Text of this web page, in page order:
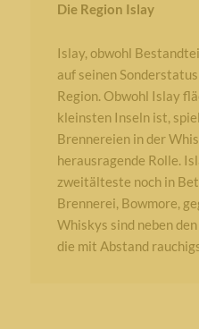
Die Region Islay
Islay, obwohl
auf seinen
Region. Obwohl Islay
kleinsten Inseln ist,
Brennereien in der
herausragende Rolle.
zweitälteste noch in
Brennerei, Bowmore,
Whiskys sind neben
die mit Abstand